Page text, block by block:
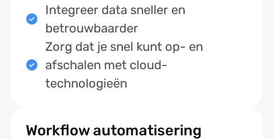
Integreer data sneller en
betrouwbaarder
Zorg dat je snel kunt op- en
afschalen met cloud-
technologieën
Workflow automatisering